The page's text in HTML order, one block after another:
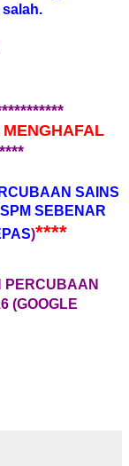
MENGHAFAL
SAINS
SEBENAR
)****
PERCUBAAN
(GOOGLE